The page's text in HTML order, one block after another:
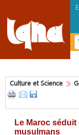
Culture et Science
Le Maroc
musulmans